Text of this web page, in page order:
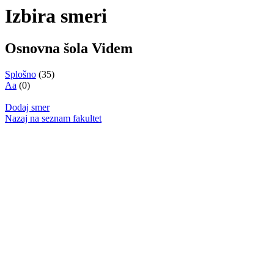
Izbira smeri
Osnovna šola Videm
Splošno (35)
Aa (0)
Dodaj smer
Nazaj na seznam fakultet